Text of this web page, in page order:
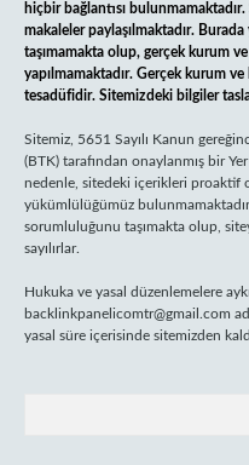
hiçbir bağlantısı bulunmamaktadır.
makaleler paylaşılmaktadır.
taşımamakta olup, gerçek kurum
yapılmamaktadır. Gerçek kurum
tesadüfidir. Sitemizdeki bilgiler
Sitemiz, 5651 Sayılı Kanun
(BTK) tarafından onaylanmış bir
nedenle, sitedeki içerikleri proaktif
yükümlülüğümüz
sorumluluğunu taşımakta olup,
sayılırlar.
Hukuka ve yasal düzenlemelere
backlinkpanelicomtr@gmail.com
yasal süre içerisinde sitemizden